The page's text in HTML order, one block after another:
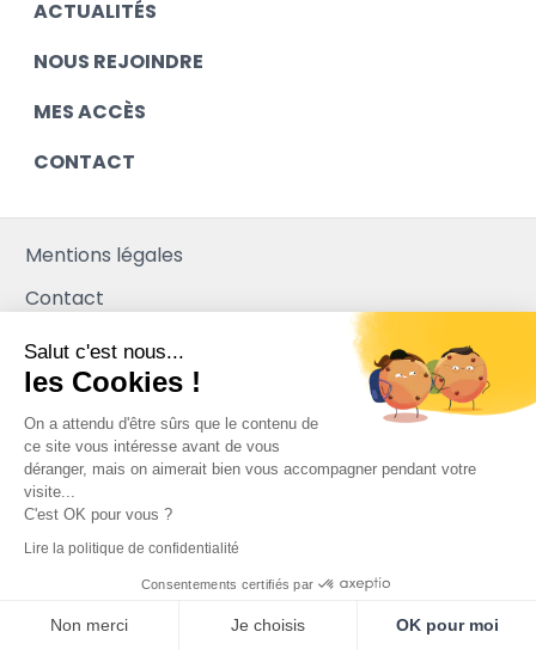
ACTUALITÉS
NOUS REJOINDRE
MES ACCÈS
CONTACT
Mentions légales
Contact
Plan du site
Mediapilote
Salut c'est nous...
les Cookies !
On a attendu d'être sûrs que le contenu de
ce site vous intéresse avant de vous
déranger, mais on aimerait bien vous accompagner pendant votre
visite...
C'est OK pour vous ?
Lire la politique de confidentialité
Consentements certifiés par
Non merci Je choisis OK pour moi